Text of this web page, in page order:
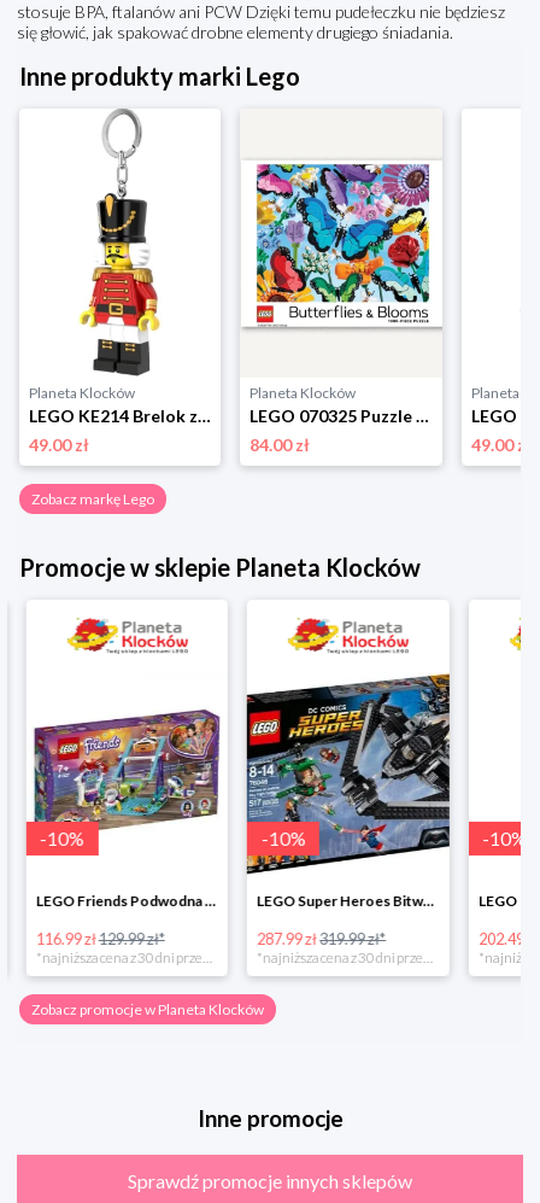
stosuje BPA, ftalanów ani PCW Dzięki temu pudełeczku nie będziesz
się głowić, jak spakować drobne elementy drugiego śniadania.
Inne produkty marki Lego
Planeta Klocków
LEGO KE214 Brelok z latarką Dziadek do orzechów Lego
49.00 zł
Planeta Klocków
LEGO 070325 Puzzle Butterflies & Blooms (1000 elementów) Lego
84.00 zł
Planeta
49.00 zł
Zobacz markę Lego
Promocje w sklepie Planeta Klocków
-10%
LEGO Friends Podwodna Frajda w super cenie
116.99 zł129.99 zł*
*najniższa cena z 30 dni przed obniżką
10%
LEGO Super Heroes Bitwa powietrzna w super cenie
287.99 zł319.99 zł*
*najniższa cena z 30 dni przed obniżką
10%
202.49 zł
Zobacz promocje w Planeta Klocków
Inne promocje
Sprawdź promocje innych sklepów